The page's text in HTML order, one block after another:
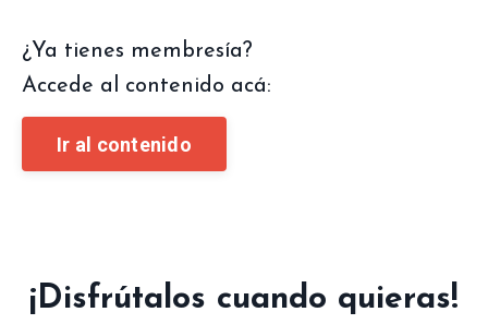
¿Ya tienes membresía?
Accede al contenido acá:
Ir al contenido
¡Disfrútalos cuando quieras!